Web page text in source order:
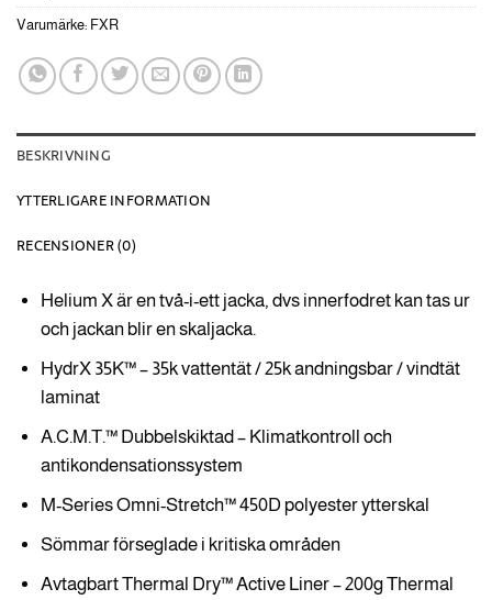
Varumärke: FXR
BESKRIVNING
YTTERLIGARE INFORMATION
RECENSIONER (0)
Helium X är en två-i-ett jacka, dvs innerfodret kan tas ur
och jackan blir en skaljacka.
HydrX 35K™ – 35k vattentät / 25k andningsbar / vindtät
laminat
A.C.M.T.™ Dubbelskiktad – Klimatkontroll och
antikondensationssystem
M-Series Omni-Stretch™ 450D polyester ytterskal
Sömmar förseglade i kritiska områden
Avtagbart Thermal Dry™ Active Liner – 200g Thermal